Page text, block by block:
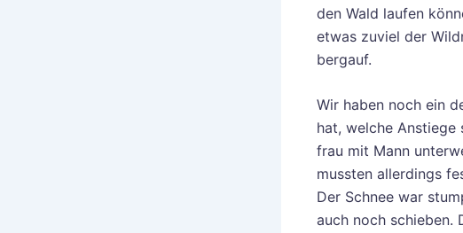
den Wald laufen
etwas zuviel der
bergauf.
Wir haben noch ein
hat, welche Anstiege
frau mit Mann
mussten allerdings
Der Schnee war
auch noch schieben.